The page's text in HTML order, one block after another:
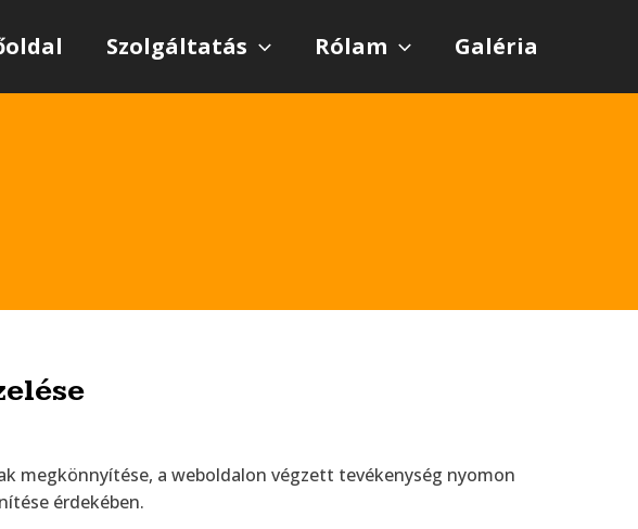
Szolgáltatás Rólam Galéria
megkönnyítése, a weboldalon végzett tevékenység nyomon
érdekében.